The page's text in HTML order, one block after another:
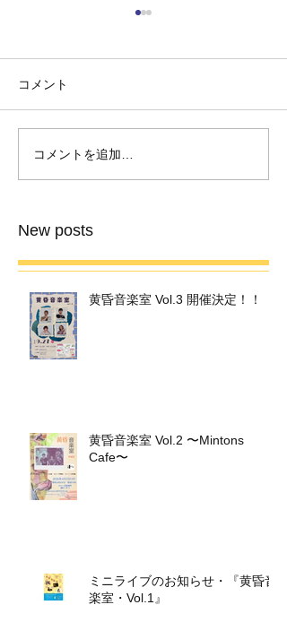
”シャリラリラン”ご予約フ
ォーム
コメント
コメントを追加…
New posts
黄昏音楽室 Vol.3 開催決定！！
黄昏音楽室 Vol.2 〜Mintons
Cafe〜
ミニライブのお知らせ・『黄昏音
楽室・Vol.1』